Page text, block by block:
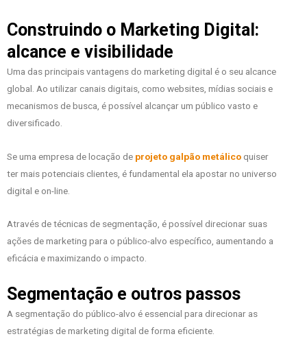
Construindo o Marketing Digital:
alcance e visibilidade
Uma das principais vantagens do marketing digital é o seu alcance
global. Ao utilizar canais digitais, como websites, mídias sociais e
mecanismos de busca, é possível alcançar um público vasto e
diversificado.
Se uma empresa de locação de projeto galpão metálicoquiser
ter mais potenciais clientes, é fundamental ela apostar no universo
digital e on-line.
Através de técnicas de segmentação, é possível direcionar suas
ações de marketing para o público-alvo específico, aumentando a
eficácia e maximizando o impacto.
Segmentação e outros passos
A segmentação do público-alvo é essencial para direcionar as
estratégias de marketing digital de forma eficiente.